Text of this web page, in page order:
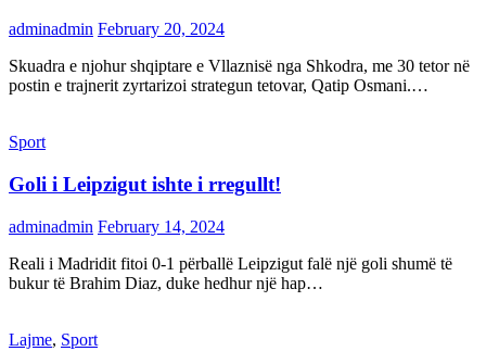
adminadmin February 20, 2024
Skuadra e njohur shqiptare e Vllaznisë nga Shkodra, me 30 tetor në
postin e trajnerit zyrtarizoi strategun tetovar, Qatip Osmani.…
Sport
Goli i Leipzigut ishte i rregullt!
adminadmin February 14, 2024
Reali i Madridit fitoi 0-1 përballë Leipzigut falë një goli shumë të
bukur të Brahim Diaz, duke hedhur një hap…
Lajme, Sport